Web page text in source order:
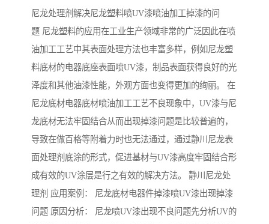
尼龙处理剂解决尼龙塑料喷UV漆喷油加工掉漆的问
题 尼龙塑料的应用在工业生产领域非常的广泛因此在喷
油加工工艺中其表面处理方法也丰富多样，例如尼龙塑
料底材的电器底座表面喷UV漆，制品表面获得良好的光
泽度和其他油漆性能，外观方面也变得更加的绚丽。 在
尼龙底材电器底材喷油加工工艺不良现象中，UV漆与尼
龙底材无法牢固结合从而出现掉漆问题是比较普遍的，
导致在做百格等附着力时也无法通过，通过静川尼龙表
面处理剂底涂的形式，促进基材与UV漆高度牢固结合形
成有效的UV涂层是行之有效的解决方法。 静川尼龙处
理剂 应用案例： 尼龙底材电器件掉漆喷UV漆出现掉漆
问题 原因分析： 尼龙喷UV漆出现不良问题先分析UV的